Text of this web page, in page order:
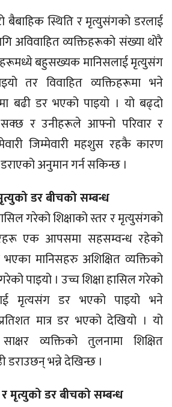
बैबाहिक स्थिति र मृत्युसंगको डरलाई
अविवाहित व्यक्तिहरूको संख्या थोरै
बहुसख्यक मानिसलाई मृत्युसंग
तर विवाहित व्यक्तिहरूमा भने
बढी डर भएको पाइयो । यो बढ्दो
र उनीहरूले आफ्नो परिवार र
जिम्मेवारी महशुस रहकै कारण
अनुमान गर्न सकिन्छ ।
डर बीचको सम्बन्ध
गरेको शिक्षाको स्तर र मृत्युसंगको
एक आपसमा सहसम्वन्ध रहेको
भएका मानिसहरु अशिक्षित व्यक्तिको
पाइयो । उच्च शिक्षा हासिल गरेको
मृत्यसंग डर भएको पाइयो भने
मात्र डर भएको देखियो । यो
व्यक्तिको तुलनामा शिक्षित
डराउछन् भन्ने देखिन्छ ।
मृत्युको डर बीचको सम्बन्ध